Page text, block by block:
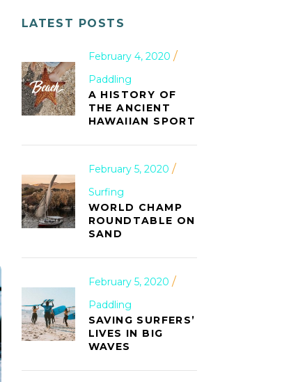
LATEST POSTS
February 4, 2020
Paddling
A HISTORY OF
THE ANCIENT
HAWAIIAN SPORT
February 5, 2020
Surfing
WORLD CHAMP
ROUNDTABLE ON
SAND
February 5, 2020
Paddling
SAVING SURFERS’
LIVES IN BIG
WAVES